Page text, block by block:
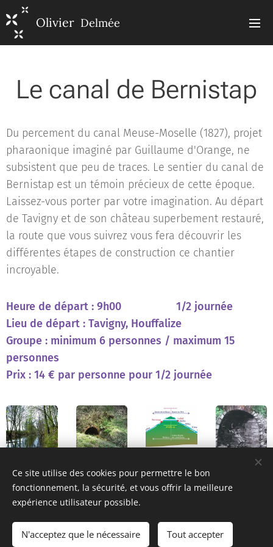
Olivier Delmée
Le canal de Bernistap
Du percement du canal Meuse-Moselle (1827), projet
pharaonique imaginé par Guillaume d'Orange, ne
subsistent que peu de traces. Le sentier du canal de
Bernistap est un témoin précieux de cette époque.
Laissez-vous porter par votre imagination. Au départ
de Tavigny et de son château superbement restauré,
la route que vous suivrez vous fera découvrir les
différentes étapes de construction ce chantier
incroyable.
Heure de départ : 9h00 1/2 journée
Lieu de départ : Tavigny, Houffalize
Groupe : minimum 6 personnes / maximum 15
personnes
Prix : 14 € par personne pour 1/2 journée
grande 142, 6687 Bertogne
Webnode
Ce site utilise des cookies pour permettre le bon
fonctionnement, la sécurité, et vous offrir la meilleure
expérience utilisateur possible.
N'acceptez que le nécessaire Tout accepter